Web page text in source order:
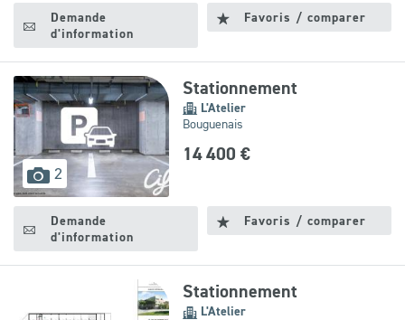
Demande
d'information
Favoris / comparer
2 images
disponibles
Stationnement
L'Atelier
Bouguenais
14 400 €
Demande
d'information
Favoris / comparer
Stationnement
L'Atelier